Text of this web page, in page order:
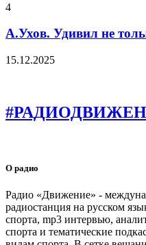
4
А.Ухов. Удивил не
15.12.2025
О радио
Радио «Движение» -
радиостанция на русском
спорта, mp3 интервью,
спорта и тематические